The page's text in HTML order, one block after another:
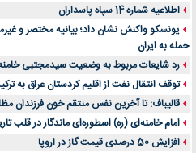
اطلاعیه شماره 14 سپاه پاسداران
یونسکو واکنش نشان داد؛ بیانیه مختصر و
حمله به ایران
رد شایعات مربوط به وضعیت سیدمجتبی
توقف انتقال نفت از اقلیم کردستان عراق به
قالیباف: تا آخرین نفس منتقم خون فرزندان
امام خامنه‌ای (ره) اسطوره‌ای ماندگار در قلب
افزایش 50 درصدی قیمت گاز در اروپا